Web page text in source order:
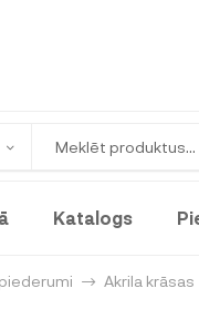
Katalogs
Akrila krāsas